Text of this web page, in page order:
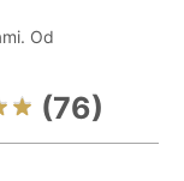
Od
(76)